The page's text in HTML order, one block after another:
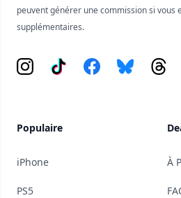
peuvent générer une commission si vous
supplémentaires.
Instagram
Tiktok FacebookBluesky
Populaire
iPhone
PS5
À